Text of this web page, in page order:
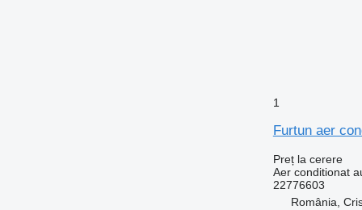
1
Furtun aer
Preț la cerere
Aer conditionat
22776603
România,